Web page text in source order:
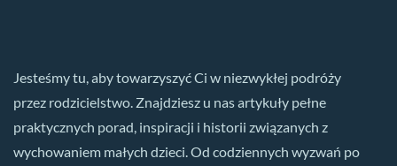
Jesteśmy tu, aby towarzyszyć Ci w niezwykłej podróży
przez rodzicielstwo. Znajdziesz u nas artykuły pełne
praktycznych porad, inspiracji i historii związanych z
wychowaniem małych dzieci. Od codziennych wyzwań po